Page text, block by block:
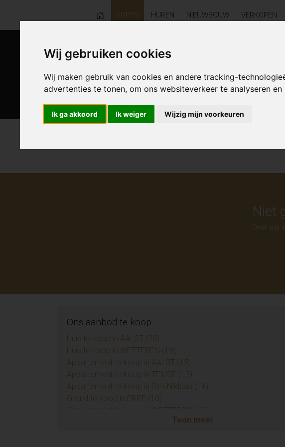
Wij gebruiken cookies
Wij maken gebruik van cookies en andere tracking-
advertenties te tonen, om ons websiteverkeer te analyseren
Ik ga akkoord Ik weiger Wijzig mijn voorkeuren
KOPEN HUREN NIEUWBOUW VERKOPEN
Niet
Deel uw
Ons aanbod te koop
Huis te koop in AALST (28)
Huis te koop in WETTEREN (19)
Appartement te koop in AALST (15)
Appartement te koop in TEMSE (13)
Appartement te koop in Sint-Niklaas (11)
Grond te koop in ERPE (10)
Appartement te koop in WETTEREN (10)
Appartement te koop in ZUIDKOTE (9)
Toon meer